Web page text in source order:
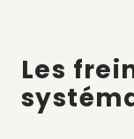
Les